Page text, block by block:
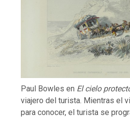
Paul Bowles en El cielo
viajero del turista. Mientras el
para conocer, el turista se